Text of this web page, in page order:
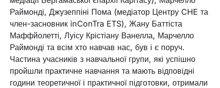
Раймонді, Джузеппіні Пома (медіатор Центру CHE та
член-засновник inConTra ETS), Жану Баттіста
Маффйолетті, Луісу Крістіану Ванелла, Марчелло
Раймонді та всім хто навчав нас, був і є поруч.
Частина учасників з навчальної групи, які успішно
пройшли практичне навчання та мають відповідні
години теоретичної і практичної підготовки, отримали